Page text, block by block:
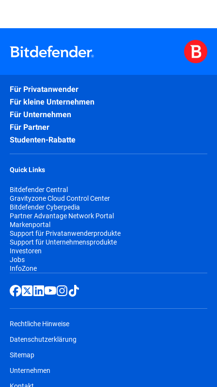
Für Privatanwender
Für kleine Unternehmen
Für Unternehmen
Für Partner
Studenten-Rabatte
Quick Links
Bitdefender Central
Gravityzone Cloud Control Center
Bitdefender Cyberpedia
Partner Advantage Network Portal
Markenportal
Support für Privatanwenderprodukte
Support für Unternehmensprodukte
Investoren
Jobs
InfoZone
Rechtliche Hinweise
Datenschutzerklärung
Sitemap
Unternehmen